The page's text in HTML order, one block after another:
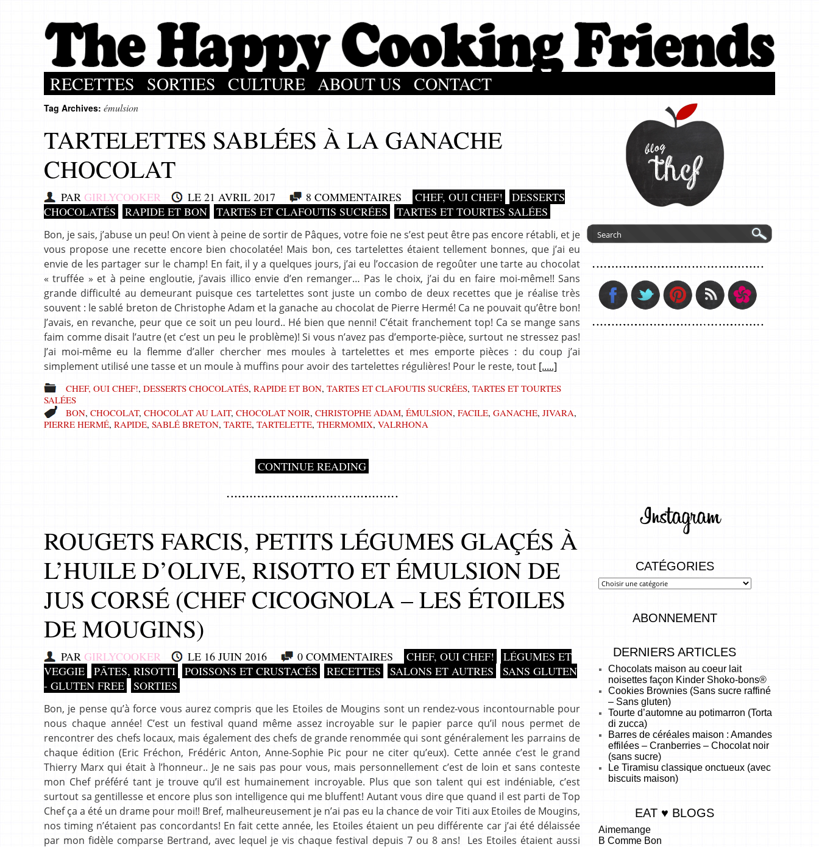
RECETTES SORTIES CULTURE ABOUT US CONTACT
Tag Archives: émulsion
TARTELETTES SABLÉES À LA GANACHE
CHOCOLAT
PAR GIRLYCOOKER LE 21 AVRIL 2017 8 COMMENTAIRES CHEF, OUI CHEF!
DESSERTS
CHOCOLATÉS
RAPIDE ET BON TARTES ET CLAFOUTIS SUCRÉES TARTES ET TOURTES SALÉES
Bon, je sais, j’abuse un peu! On vient à peine de sortir de Pâques, votre foie ne s’est peut être pas encore rétabli, et je
vous propose une recette encore bien chocolatée! Mais bon, ces tartelettes étaient tellement bonnes, que j’ai eu
envie de les partager sur le champ! En fait, il y a quelques jours, j’ai eu l’occasion de regoûter une tarte au chocolat
« truffée » et à peine engloutie, j’avais illico envie d’en remanger… Pas le choix, j’ai du en faire moi-même!! Sans
grande difficulté au demeurant puisque ces tartelettes sont juste un combo de deux recettes que je réalise très
souvent : le sablé breton de Christophe Adam et la ganache au chocolat de Pierre Hermé! Ca ne pouvait qu’être bon!
J’avais, en revanche, peur que ce soit un peu lourd.. Hé bien que nenni! C’était franchement top! Ca se mange sans
faim comme disait l’autre (et c’est un peu le problème)! Si vous n’avez pas d’emporte-pièce, surtout ne stressez pas!
J’ai moi-même eu la flemme d’aller chercher mes moules à tartelettes et mes emporte pièces : du coup j’ai
simplement utilisé une tasse et un moule à muffins pour avoir des tartelettes régulières! Pour le reste, tout [.....]
CHEF, OUI CHEF!, DESSERTS CHOCOLATÉS, RAPIDE ET BON, TARTES ET CLAFOUTIS SUCRÉES, TARTES ET TOURTES
SALÉES
BON, CHOCOLAT, CHOCOLAT AU LAIT, CHOCOLAT NOIR, CHRISTOPHE ADAM, ÉMULSION, FACILE, GANACHE, JIVARA,
PIERRE HERMÉ, RAPIDE, SABLÉ BRETON, TARTE, TARTELETTE, THERMOMIX, VALRHONA
CONTINUE READING
ROUGETS FARCIS, PETITS LÉGUMES GLAÇÉS À
L’HUILE D’OLIVE, RISOTTO ET ÉMULSION DE
JUS CORSÉ (CHEF CICOGNOLA – LES ÉTOILES
DE MOUGINS)
PAR GIRLYCOOKER LE 16 JUIN 2016 0 COMMENTAIRES CHEF, OUI CHEF!
LÉGUMES ET
VEGGIE
PÂTES, RISOTTI POISSONS ET CRUSTACÉS RECETTES SALONS ET AUTRES
SANS GLUTEN
- GLUTEN FREE
SORTIES
Bon, je pense qu’à force vous aurez compris que les Etoiles de Mougins sont un rendez-vous incontournable pour
nous chaque année! C’est un festival quand même assez incroyable sur le papier parce qu’il nous permet de
rencontrer des chefs locaux, mais également des chefs de grande renommée qui sont généralement les parrains de
chaque édition (Eric Fréchon, Frédéric Anton, Anne-Sophie Pic pour ne citer qu’eux). Cette année c’est le grand
Thierry Marx qui était à l’honneur.. Je ne sais pas pour vous, mais personnellement c’est de loin et sans conteste
mon Chef préféré tant je trouve qu’il est humainement incroyable. Plus que son talent qui est indéniable, c’est
surtout sa gentillesse et encore plus son intelligence qui me bluffent! Autant vous dire que quand il est parti de Top
Chef ça a été un drame pour moi!! Bref, malheureusement je n’ai pas eu la chance de voir Titi aux Etoiles de Mougins,
nos timing n’étaient pas concordants! En fait cette année, les Etoiles étaient un peu différente car j’ai été délaissée
par mon fidèle comparse Bertrand, avec lequel je vis chaque festival depuis 7 ou 8 ans! Les Etoiles étaient aussi
CATÉGORIES
ABONNEMENT
DERNIERS ARTICLES
Chocolats maison au coeur lait
noisettes façon Kinder Shoko-bons®
Cookies Brownies (Sans sucre raffiné
– Sans gluten)
Tourte d’automne au potimarron (Torta
di zucca)
Barres de céréales maison : Amandes
effilées – Cranberries – Chocolat noir
(sans sucre)
Le Tiramisu classique onctueux (avec
biscuits maison)
EAT ♥ BLOGS
Aimemange
B Comme Bon